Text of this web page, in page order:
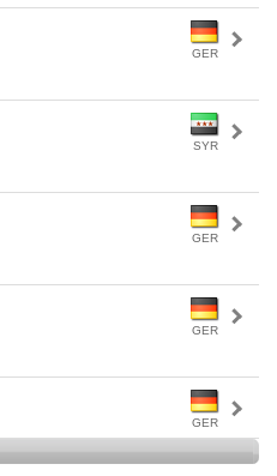
GER
SYR
GER
GER
GER